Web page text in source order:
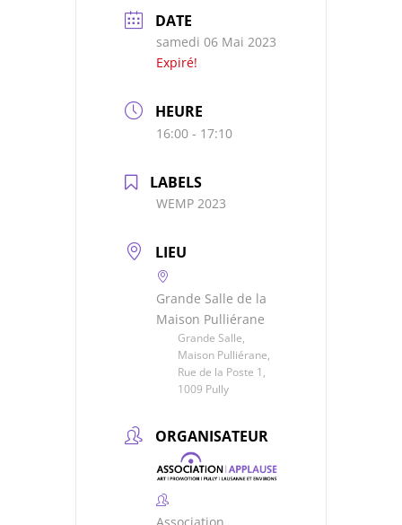
DATE
samedi 06 Mai 2023
Expiré!
HEURE
16:00 - 17:10
LABELS
WEMP 2023
LIEU
Grande Salle de la
Maison Pulliérane
Grande Salle,
Maison Pulliérane,
Rue de la Poste 1,
1009 Pully
ORGANISATEUR
Association